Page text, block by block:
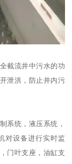
截流井中污水的功
泄洪，防止井内污
系统，液压系统，
对设备进行实时监
门叶支座，油缸支